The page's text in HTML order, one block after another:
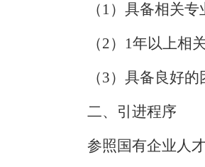
（ 1）具备相关
（2）1年以上相
（3） 具备良好的
二、引进程序
参照国有企业人